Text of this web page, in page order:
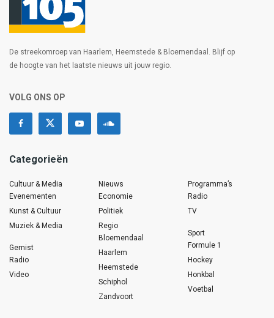
De streekomroep van Haarlem, Heemstede & Bloemendaal. Blijf op
de hoogte van het laatste nieuws uit jouw regio.
VOLG ONS OP
Categorieën
Cultuur & Media
Evenementen
Kunst & Cultuur
Muziek & Media
Gemist
Radio
Video
Nieuws
Economie
Politiek
Regio
Bloemendaal
Haarlem
Heemstede
Schiphol
Zandvoort
Programma’s
Radio
TV
Sport
Formule 1
Hockey
Honkbal
Voetbal